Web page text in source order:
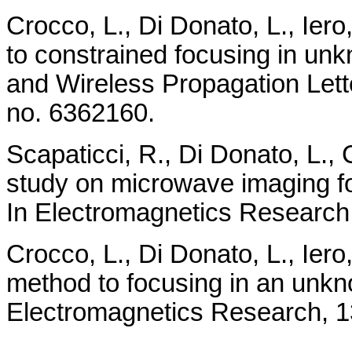
Crocco, L., Di Donato, L.,
to constrained focusing in
and Wireless Propagation
no. 6362160.
Scapaticci, R., Di Donato, L.,
study on microwave imaging
In Electromagnetics
Crocco, L., Di Donato, L.,
method to focusing in an
Electromagnetics Research,